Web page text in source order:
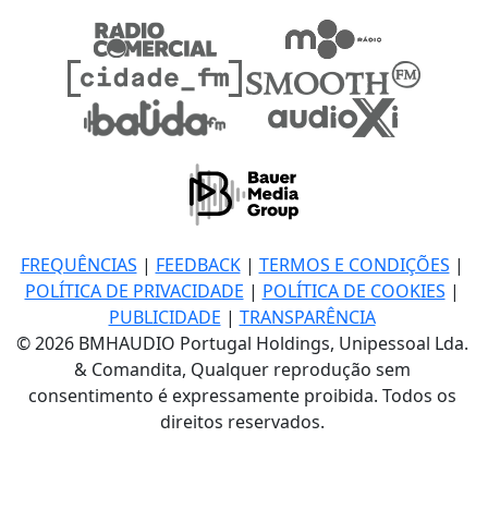
FREQUÊNCIAS | FEEDBACK| TERMOS E CONDIÇÕES |
POLÍTICA DE PRIVACIDADE | POLÍTICA DE COOKIES |
PUBLICIDADE | TRANSPARÊNCIA
© 2026 BMHAUDIO Portugal Holdings, Unipessoal Lda.
& Comandita, Qualquer reprodução sem
consentimento é expressamente proibida. Todos os
direitos reservados.